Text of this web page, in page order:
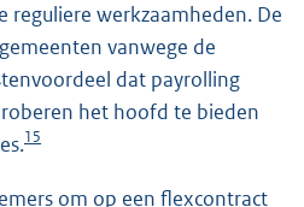
reguliere werkzaamheden. De
vanwege de
dat payrolling
het hoofd te bieden
15
om op een flexcontract